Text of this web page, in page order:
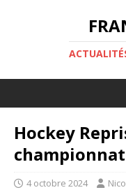
Hockey
4 octobre 2024 Nico